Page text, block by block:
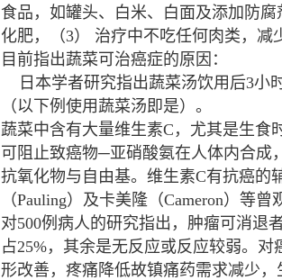
食品，如罐头、白米、白面及添加防
化肥，（3） 治疗中不吃任何肉类，减
目前指出蔬菜可治癌症的原因：
日本学者研究指出蔬菜汤饮用后3小
（以下例使用蔬菜汤即是）。
蔬菜中含有大量维生素C，尤其是生食
可阻止致癌物─亚硝酸氨在人体内合成
抗氧化物与自由基。维生素C有抗癌的
（Pauling）及卡美隆（Cameron）等
对500例病人的研究指出，肿瘤可消退
占25%，其余是无反应或反应较弱。
形改善，疼痛降低故镇痛药需求减少，